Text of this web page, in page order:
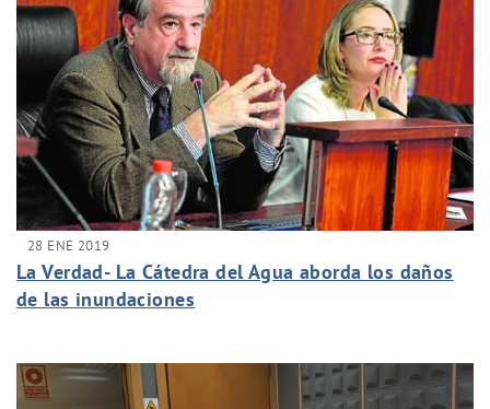
28 ENE 2019
La Verdad- La Cátedra del Agua aborda los daños
de las inundaciones